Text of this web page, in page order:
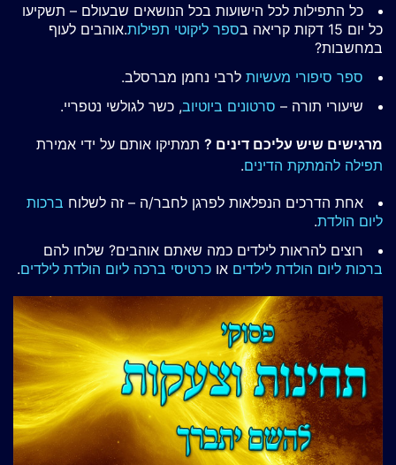
כל התפילות לכל הישועות בכל הנושאים שבעולם – תשקיעו
כל יום 15 דקות קריאה ב
ספר ליקוטי תפילות.אוהבים לעוף
במחשבות?
ספר סיפורי מעשיות לרבי נחמן מברסלב.
שיעורי תורה – סרטונים ביוטיוב, כשר לגולשי נטפריי.
מרגישים שיש עליכם דינים ? תמתיקו אותם על ידי אמירת
תפילה להמתקת הדינים.
אחת הדרכים הנפלאות לפרגן לחבר/ה – זה לשלוח ברכות
ליום הולדת.
רוצים להראות לילדים כמה שאתם אוהבים? שלחו להם
ברכות ליום הולדת לילדים או כרטיסי ברכה ליום הולדת לילדים.